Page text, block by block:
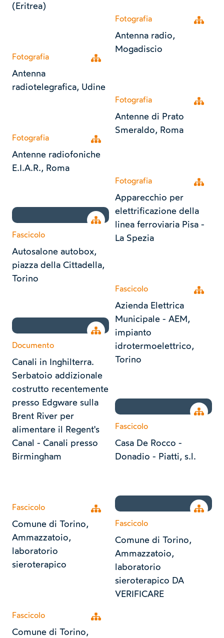
(Eritrea)
Open tree
Fotografia
Antenna
radiotelegrafica, Udine
Open tree
Fotografia
Antenne radiofoniche
E.I.A.R., Roma
Open tree
Fascicolo
Autosalone autobox,
piazza della Cittadella,
Torino
Open tree
Documento
Canali in Inghilterra.
Serbatoio addizionale
costrutto recentemente
presso Edgware sulla
Brent River per
alimentare il Regent's
Canal - Canali presso
Birmingham
Open tree
Fascicolo
Comune di Torino,
Ammazzatoio,
laboratorio
sieroterapico
Open tree
Fascicolo
Comune di Torino,
Open
Fotografia
Antenna radio,
Mogadiscio
Open
Fotografia
Antenne di Prato
Smeraldo, Roma
Open
Fotografia
Apparecchio per
elettrificazione della
linea ferroviaria Pisa -
La Spezia
Open
Fascicolo
Azienda Elettrica
Municipale - AEM,
impianto
idrotermoelettrico,
Torino
Open
Fascicolo
Casa De Rocco -
Donadio - Piatti, s.l.
Open
Fascicolo
Comune di Torino,
Ammazzatoio,
laboratorio
sieroterapico DA
VERIFICARE